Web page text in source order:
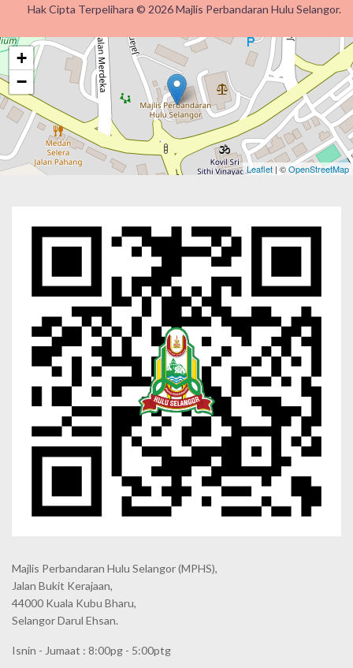
Hak Cipta Terpelihara © 2026 Majlis Perbandaran Hulu Selangor.
+
−
Leaflet | ©OpenStreetMap
Majlis Perbandaran Hulu Selangor (MPHS),
Jalan Bukit Kerajaan,
44000 Kuala Kubu Bharu,
Selangor Darul Ehsan.
Isnin - Jumaat : 8:00pg - 5:00ptg